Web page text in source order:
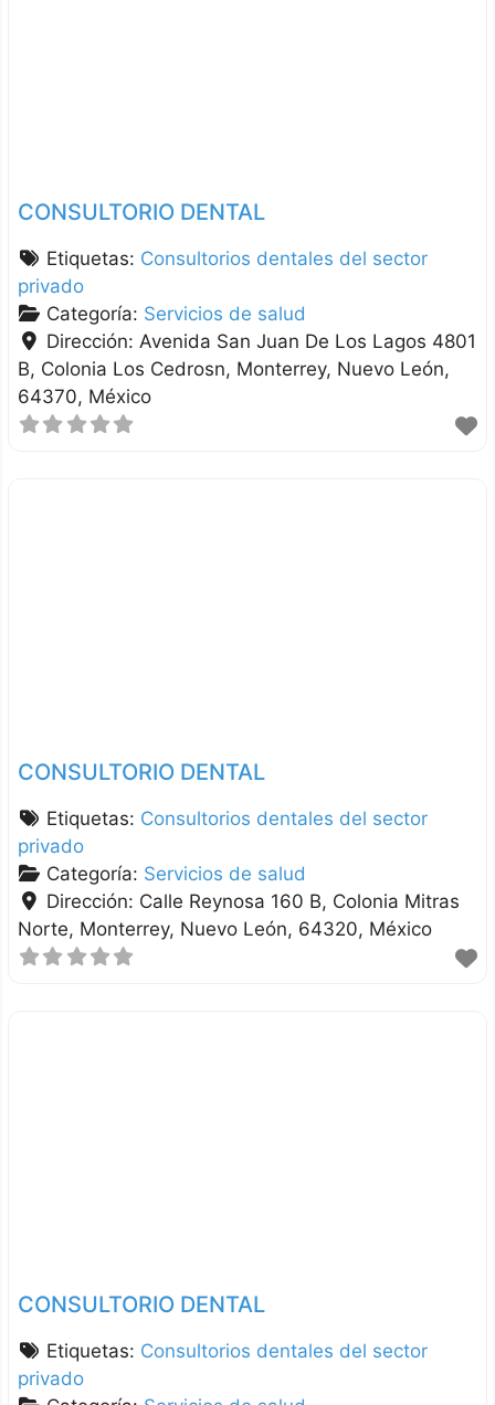
CONSULTORIO DENTAL
Etiquetas: Consultorios dentales del sector
privado
Categoría: Servicios de salud
Dirección: Avenida San Juan De Los Lagos 4801
B, Colonia Los Cedrosn Monterrey Nuevo León
64370 México
CONSULTORIO DENTAL
Etiquetas: Consultorios dentales del sector
privado
Categoría: Servicios de salud
Dirección: Calle Reynosa 160 B, Colonia Mitras
Norte Monterrey Nuevo León 64320 México
CONSULTORIO DENTAL
Etiquetas: Consultorios dentales del sector
privado